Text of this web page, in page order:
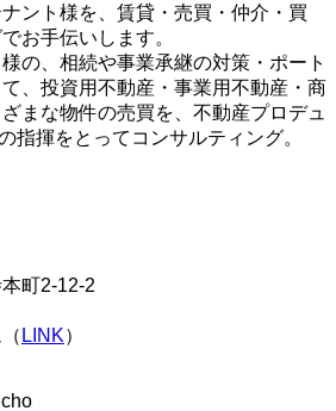
ント様を、賃貸・売買・仲介・買
お手伝いします。
の、相続や事業承継の対策・ポート
、投資用不動産・事業用不動産・商
まな物件の売買を、不動産プロデュ
指揮をとってコンサルティング。
町2-12-2
LINK）